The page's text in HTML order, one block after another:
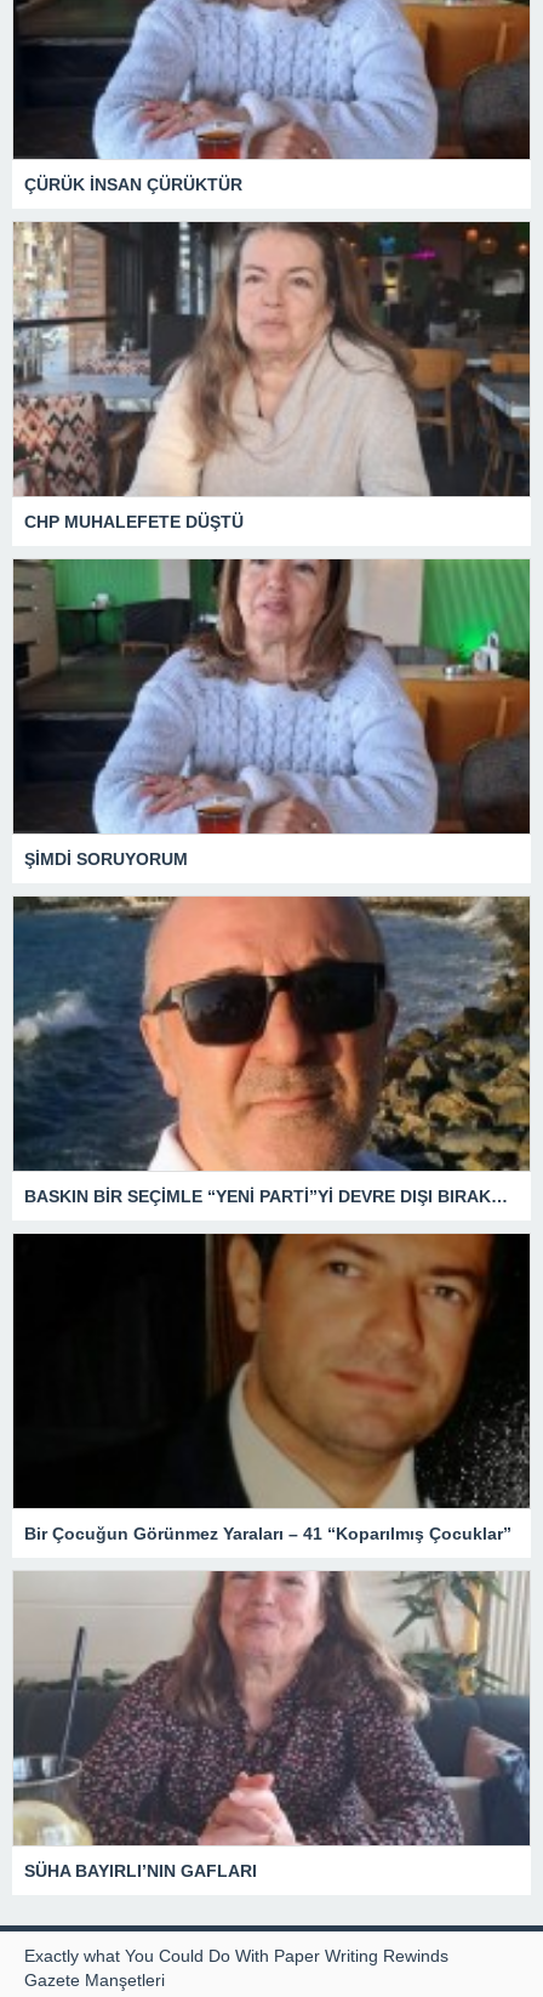
ÇÜRÜK İNSAN ÇÜRÜKTÜR
CHP MUHALEFETE DÜŞTÜ
ŞİMDİ SORUYORUM
BASKIN BİR SEÇİMLE “YENİ PARTİ”Yİ DEVRE DIŞI BIRAKMAK İÇİN DÜĞMEYE Mİ BASILDI?
Bir Çocuğun Görünmez Yaraları – 41 “Koparılmış Çocuklar”
SÜHA BAYIRLI’NIN GAFLARI
Exactly what You Could Do With Paper Writing Rewinds
Gazete Manşetleri